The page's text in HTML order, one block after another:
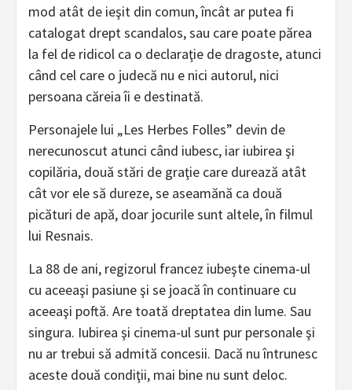
mod atât de ieşit din comun, încât ar putea fi
catalogat drept scandalos, sau care poate părea
la fel de ridicol ca o declaraţie de dragoste, atunci
când cel care o judecă nu e nici autorul, nici
persoana căreia îi e destinată.
Personajele lui „Les Herbes Folles” devin de
nerecunoscut atunci când iubesc, iar iubirea şi
copilăria, două stări de graţie care durează atât
cât vor ele să dureze, se aseamănă ca două
picături de apă, doar jocurile sunt altele, în filmul
lui Resnais.
La 88 de ani, regizorul francez iubeşte cinema-ul
cu aceeaşi pasiune şi se joacă în continuare cu
aceeaşi poftă. Are toată dreptatea din lume. Sau
singura. Iubirea şi cinema-ul sunt pur personale şi
nu ar trebui să admită concesii. Dacă nu întrunesc
aceste două condiţii, mai bine nu sunt deloc.